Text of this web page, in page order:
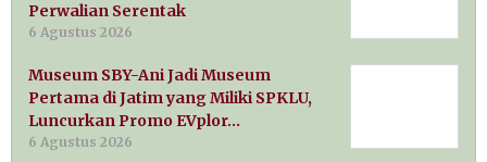
Perwalian Serentak
6 Agustus 2026
Museum SBY-Ani Jadi Museum
Pertama di Jatim yang Miliki SPKLU,
Luncurkan Promo EVplor…
6 Agustus 2026